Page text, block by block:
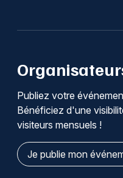
Publiez votre
Bénéficiez d'une
visiteurs mensuels !
Je publie mon